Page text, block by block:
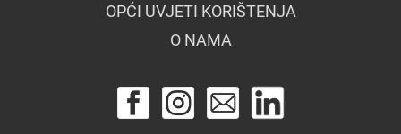
OPĆI UVJETI KORIŠTENJA
O NAMA